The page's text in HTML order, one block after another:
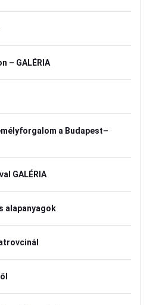
– GALÉRIA
a Budapest–
GALÉRIA
alapanyagok